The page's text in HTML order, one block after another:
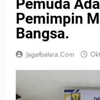
Pemuda
Pemimpin
Bangsa.
Jagatbatara.com